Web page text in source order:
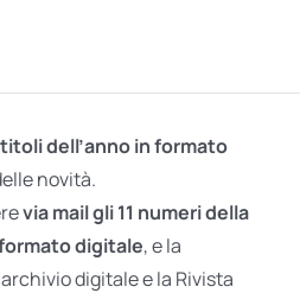
dell’anno in formato
novità.
via mail gli 11 numeri della
digitale, e la
digitale e la Rivista